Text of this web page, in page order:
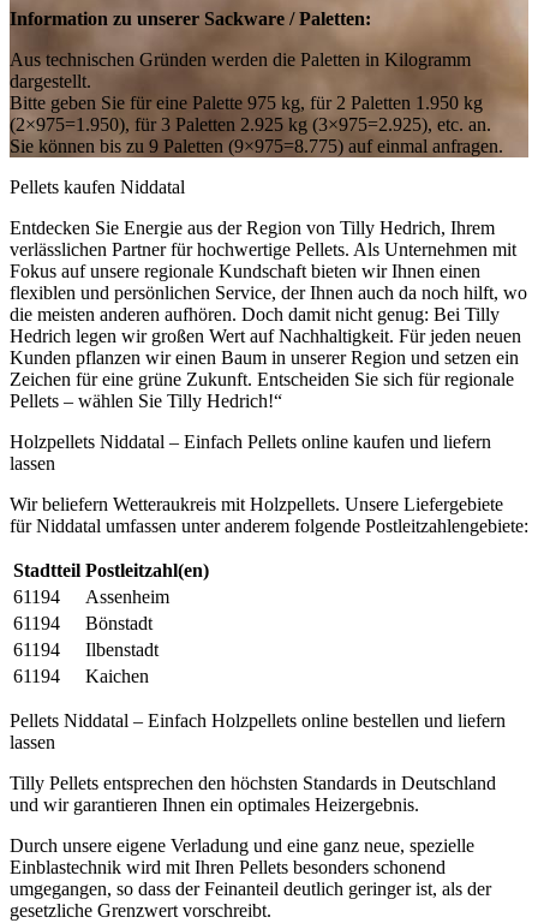
Information zu unserer Sackware / Paletten:
Aus technischen Gründen werden die Paletten in Kilogramm
dargestellt.
Bitte geben Sie für eine Palette 975 kg, für 2 Paletten 1.950 kg
(2×975=1.950), für 3 Paletten 2.925 kg (3×975=2.925), etc. an.
Sie können bis zu 9 Paletten (9×975=8.775) auf einmal anfragen.
Pellets kaufen Niddatal
Entdecken Sie Energie aus der Region von Tilly Hedrich, Ihrem
verlässlichen Partner für hochwertige Pellets. Als Unternehmen mit
Fokus auf unsere regionale Kundschaft bieten wir Ihnen einen
flexiblen und persönlichen Service, der Ihnen auch da noch hilft, wo
die meisten anderen aufhören. Doch damit nicht genug: Bei Tilly
Hedrich legen wir großen Wert auf Nachhaltigkeit. Für jeden neuen
Kunden pflanzen wir einen Baum in unserer Region und setzen ein
Zeichen für eine grüne Zukunft. Entscheiden Sie sich für regionale
Pellets – wählen Sie Tilly Hedrich!“
Holzpellets Niddatal – Einfach Pellets online kaufen und liefern
lassen
Wir beliefern Wetteraukreis mit Holzpellets. Unsere Liefergebiete
für Niddatal umfassen unter anderem folgende Postleitzahlengebiete:
Stadtteil Postleitzahl(en)
61194
Assenheim
61194
Bönstadt
61194
Ilbenstadt
61194
Kaichen
Pellets Niddatal – Einfach Holzpellets online bestellen und liefern
lassen
Tilly Pellets entsprechen den höchsten Standards in Deutschland
und wir garantieren Ihnen ein optimales Heizergebnis.
Durch unsere eigene Verladung und eine ganz neue, spezielle
Einblastechnik wird mit Ihren Pellets besonders schonend
umgegangen, so dass der Feinanteil deutlich geringer ist, als der
gesetzliche Grenzwert vorschreibt.